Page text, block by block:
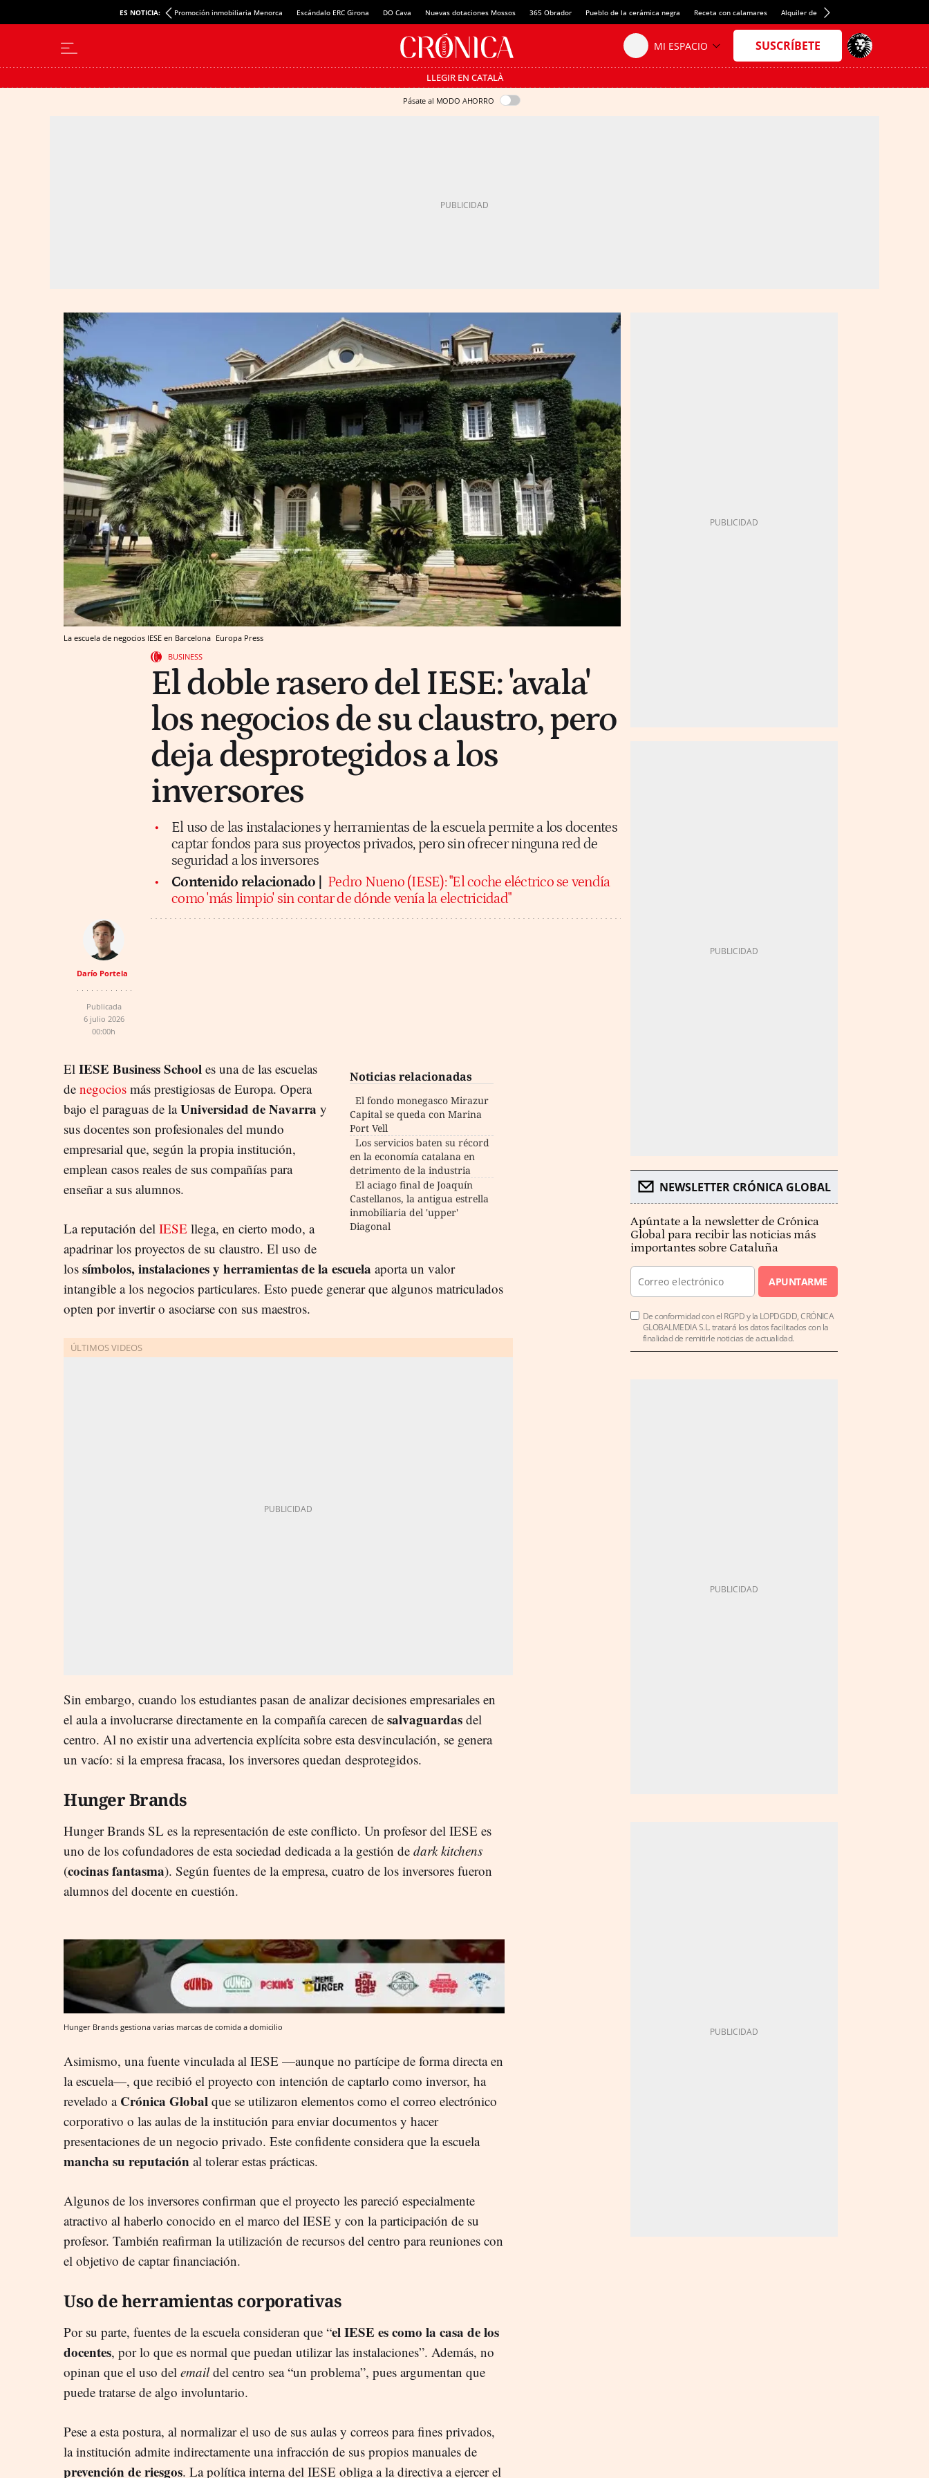
ES NOTICIA: Promoción inmobiliaria Menorca Escándalo ERC Girona DO Cava Nuevas dotaciones Mossos 365 Obrador Pueblo de la cerámica negra Receta con calamares Alquiler de habitaciones en España
LLEGIR EN CATALÀ
Pásate al MODO AHORRO
La escuela de negocios IESE en Barcelona Europa Press
BUSINESS
El doble rasero del IESE: 'avala'
los negocios de su claustro, pero
deja desprotegidos a los
inversores
El uso de las instalaciones y herramientas de la escuela permite a los docentes
captar fondos para sus proyectos privados, pero sin ofrecer ninguna red de
seguridad a los inversores
Contenido relacionado |
Pedro Nueno (IESE): "El coche eléctrico se vendía
como 'más limpio' sin contar de dónde venía la electricidad"
Darío Portela
Publicada
6 julio 2026
00:00h
Noticias relacionadas
El fondo monegasco Mirazur
Capital se queda con Marina
Port Vell
Los servicios baten su récord
en la economía catalana en
detrimento de la industria
El aciago final de Joaquín
Castellanos, la antigua estrella
inmobiliaria del 'upper'
Diagonal
El IESE Business School es una de las escuelas
de negocios más prestigiosas de Europa. Opera
bajo el paraguas de laUniversidad de Navarra y
sus docentes son profesionales del mundo
empresarial que, según la propia institución,
emplean casos reales de sus compañías para
enseñar a sus alumnos.
La reputación del IESE llega, en cierto modo, a
apadrinar los proyectos de su claustro. El uso de
los símbolos, instalaciones y herramientas de la escuela aporta un valor
intangible a los negocios particulares. Esto puede generar que algunos matriculados
opten por invertir o asociarse con sus maestros.
Sin embargo, cuando los estudiantes pasan de analizar decisiones empresariales en
el aula a involucrarse directamente en la compañía carecen de salvaguardas del
centro. Al no existir una advertencia explícita sobre esta desvinculación, se genera
un vacío: si la empresa fracasa, los inversores quedan desprotegidos.
Hunger Brands
Hunger Brands SL es la representación de este conflicto. Un profesor del IESE es
uno de los cofundadores de esta sociedad dedicada a la gestión de dark kitchens
(cocinas fantasma). Según fuentes de la empresa, cuatro de los inversores fueron
alumnos del docente en cuestión.
Hunger Brands gestiona varias marcas de comida a domicilio
Asimismo, una fuente vinculada al IESE —aunque no partícipe de forma directa en
la escuela—, que recibió el proyecto con intención de captarlo como inversor, ha
revelado a Crónica Global que se utilizaron elementos como el correo electrónico
corporativo o las aulas de la institución para enviar documentos y hacer
presentaciones de un negocio privado. Este confidente considera que la escuela
mancha su reputación al tolerar estas prácticas.
Algunos de los inversores confirman que el proyecto les pareció especialmente
atractivo al haberlo conocido en el marco del IESE y con la participación de su
profesor. También reafirman la utilización de recursos del centro para reuniones con
el objetivo de captar financiación.
Uso de herramientas corporativas
Por su parte, fuentes de la escuela consideran que “el IESE es como la casa de los
docentes, por lo que es normal que puedan utilizar las instalaciones”. Además, no
opinan que el uso del emaildel centro sea “un problema”, pues argumentan que
puede tratarse de algo involuntario.
Pese a esta postura, al normalizar el uso de sus aulas y correos para fines privados,
la institución admite indirectamente una infracción de sus propios manuales de
prevención de riesgos. La política interna del IESE obliga a la directiva a ejercer el
NEWSLETTER CRÓNICA GLOBAL
Apúntate a la newsletter de Crónica
Global para recibir las noticias más
importantes sobre Cataluña
APUNTARME
De conformidad con el RGPD y la LOPDGDD, CRÓNICA
GLOBALMEDIA S.L. tratará los datos facilitados con la
finalidad de remitirle noticias de actualidad.